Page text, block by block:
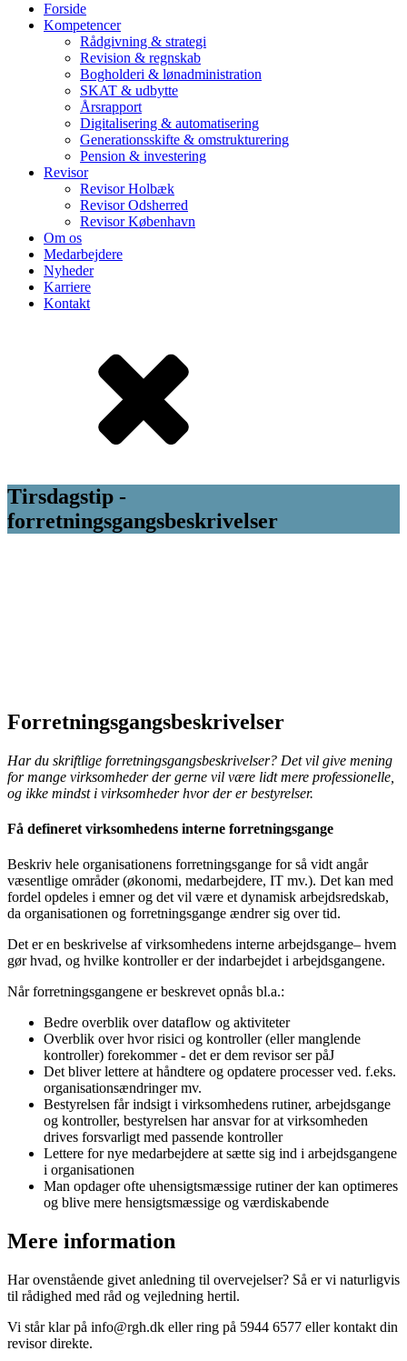
Forside
Kompetencer
Rådgivning & strategi
Revision & regnskab
Bogholderi & lønadministration
SKAT & udbytte
Årsrapport
Digitalisering & automatisering
Generationsskifte & omstrukturering
Pension & investering
Revisor
Revisor Holbæk
Revisor Odsherred
Revisor København
Om os
Medarbejdere
Nyheder
Karriere
Kontakt
Tirsdagstip -
forretningsgangsbeskrivelser
Forretningsgangsbeskrivelser
Har du skriftlige forretningsgangsbeskrivelser? Det vil give mening
for mange virksomheder der gerne vil være lidt mere professionelle,
og ikke mindst i virksomheder hvor der er bestyrelser.
Få defineret virksomhedens interne forretningsgange
Beskriv hele organisationens forretningsgange for så vidt angår
væsentlige områder (økonomi, medarbejdere, IT mv.). Det kan med
fordel opdeles i emner og det vil være et dynamisk arbejdsredskab,
da organisationen og forretningsgange ændrer sig over tid.
Det er en beskrivelse af virksomhedens interne arbejdsgange– hvem
gør hvad, og hvilke kontroller er der indarbejdet i arbejdsgangene.
Når forretningsgangene er beskrevet opnås bl.a.:
Bedre overblik over dataflow og aktiviteter
Overblik over hvor risici og kontroller (eller manglende
kontroller) forekommer - det er dem revisor ser påJ
Det bliver lettere at håndtere og opdatere processer ved. f.eks.
organisationsændringer mv.
Bestyrelsen får indsigt i virksomhedens rutiner, arbejdsgange
og kontroller, bestyrelsen har ansvar for at virksomheden
drives forsvarligt med passende kontroller
Lettere for nye medarbejdere at sætte sig ind i arbejdsgangene
i organisationen
Man opdager ofte uhensigtsmæssige rutiner der kan optimeres
og blive mere hensigtsmæssige og værdiskabende
Mere information
Har ovenstående givet anledning til overvejelser? Så er vi naturligvis
til rådighed med råd og vejledning hertil.
Vi står klar på info@rgh.dk eller ring på 5944 6577 eller kontakt din
revisor direkte.